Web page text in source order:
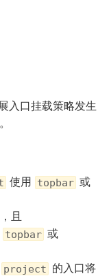
入口挂载策略发生
使用 topbar 或
，且
topbar 或
project 的入口将